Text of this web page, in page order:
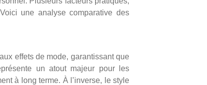
une analyse comparative des
effets de mode, garantissant que
un atout majeur pour les
à long terme. À l’inverse, le style